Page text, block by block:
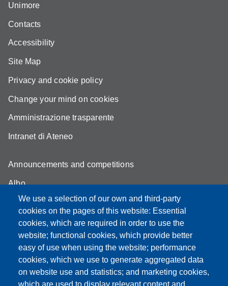
We use a selection of our own and third-party
cookies on the pages of this website: Essential
cookies, which are required in order to use the
website; functional cookies, which provide better
easy of use when using the website; performance
cookies, which we use to generate aggregated data
on website use and statistics; and marketing cookies,
Unimore
Contacts
Accessibility
Site Map
Privacy and cookie policy
Change your mind on cookies
Amministrazione trasparente
Intranet di Ateneo
Announcements and competitions
Albo
Online teaching mode
Student secretariat
Quality Assurance